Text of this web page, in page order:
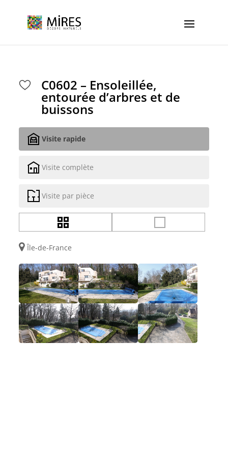
C0602 – Ensoleillée,
entourée d’arbres et de
buissons
Visite rapide
Visite complète
Visite par pièce
Île-de-France